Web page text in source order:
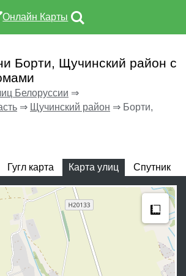
Онлайн Карты
Борти, Щучинский район с
Белоруссии ⇒
⇒ Щучинский район ⇒ Борти,
Гугл карта Карта улиц Спутник